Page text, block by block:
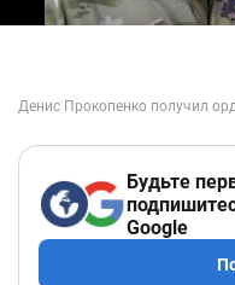
Будьте
Google